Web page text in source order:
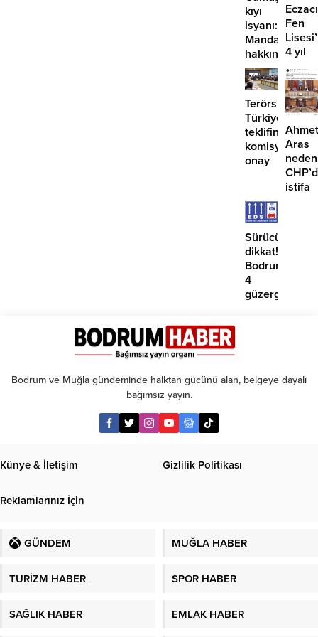
tamamlandı
kıyı
isyanı:
Mandalinci
hakkında
suç
duyurusu
Fen
4 yıl
geçti,
hâlâ
proje
Terörsüz
Türkiye
teklifine
komisyondan
onay
Ahmet
Aras
neden
istifa
Sürücüler
dikkat!
Bodrum’da
4
güzergahta
Bodrum ve Muğla gündeminde halktan gücünü alan, belgeye dayalı
bağımsız yayın.
Künye & İletişim Gizlilik Politikası
Reklamlarınız İçin
GÜNDEM MUĞLA HABER
TURİZM HABER SPOR HABER
SAĞLIK HABER EMLAK HABER